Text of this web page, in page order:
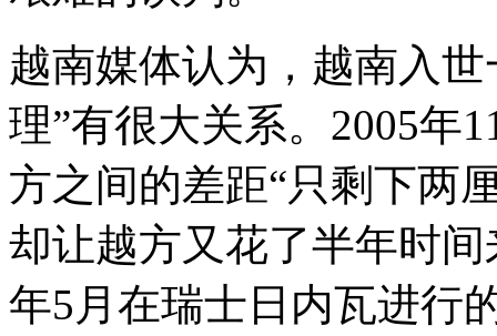
越南媒体认为，越南入
理”有很大关系。2005年
方之间的差距“只剩下两
却让越方又花了半年时
年5月在瑞士日内瓦进行